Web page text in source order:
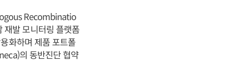
Recombinatio
재발 모니터링 플랫폼
화하며 제품 포트폴
의 동반진단 협약